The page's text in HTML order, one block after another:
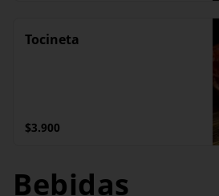
Tocineta
$3.900
Bebidas